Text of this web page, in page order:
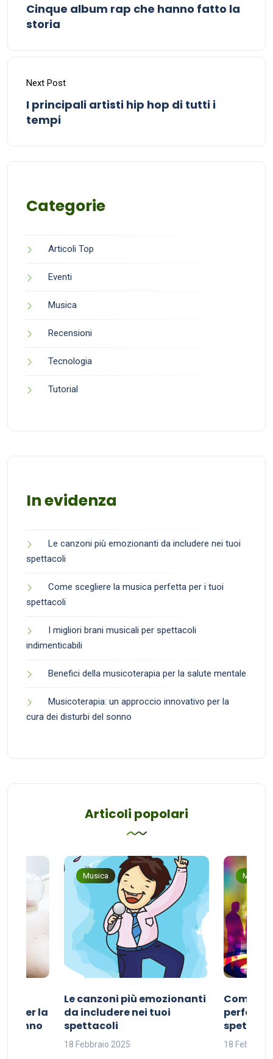
Cinque album rap che hanno fatto la
storia
Next Post
I principali artisti hip hop di tutti i
tempi
Categorie
Articoli Top
Eventi
Musica
Recensioni
Tecnologia
Tutorial
In evidenza
Le canzoni più emozionanti da includere nei tuoi
spettacoli
Come scegliere la musica perfetta per i tuoi
spettacoli
I migliori brani musicali per spettacoli
indimenticabili
Benefici della musicoterapia per la salute mentale
Musicoterapia: un approccio innovativo per la
cura dei disturbi del sonno
Articoli popolari
per la
sonno
Musica
Le canzoni più emozionanti
da includere nei tuoi
spettacoli
18 Febbraio 2025
Musica
Come
perfetta
18 Febbraio